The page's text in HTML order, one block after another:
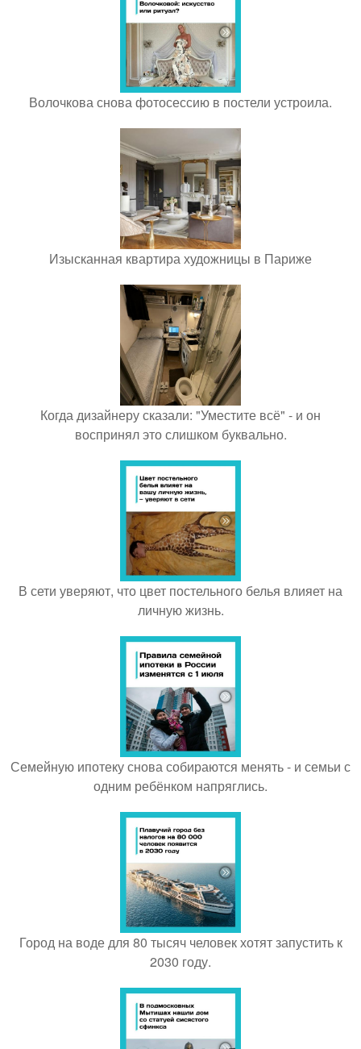
Волочкова снова фотосессию в постели устроила.
Изысканная квартира художницы в Париже
Когда дизайнеру сказали: "Уместите всё" - и он
воспринял это слишком буквально.
В сети уверяют, что цвет постельного белья влияет на
личную жизнь.
Семейную ипотеку снова собираются менять - и семьи с
одним ребёнком напряглись.
Город на воде для 80 тысяч человек хотят запустить к
2030 году.